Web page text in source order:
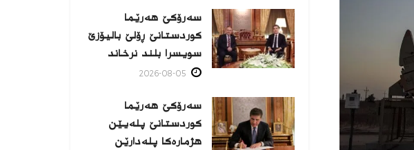
سەرۆکێ هەرێما
کوردستانێ ڕۆلێ بالیۆزێ
سویسرا بلند نرخاند
سەرۆکێ هەرێما
کوردستانێ پلەیێن
هژمارەكا پلەدارێن